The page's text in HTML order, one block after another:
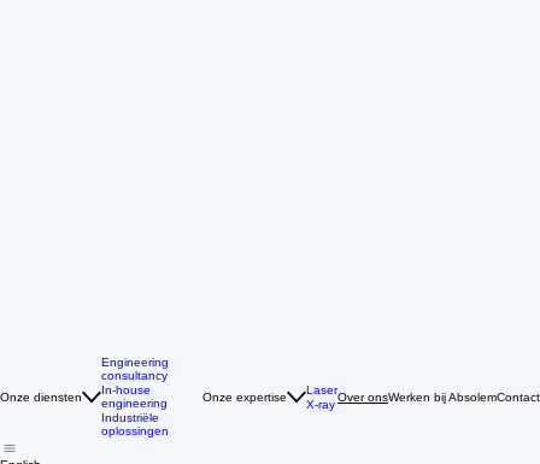
Engineering
consultancy
In-house
engineering